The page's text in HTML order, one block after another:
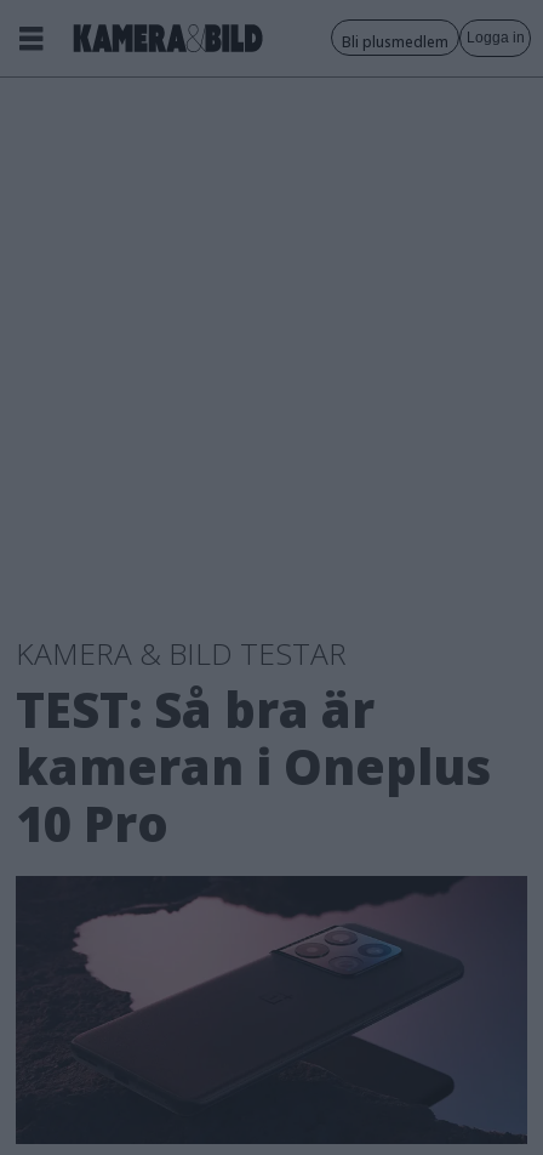
Bli plusmedlem Logga in
KAMERA & BILD TESTAR
TEST: Så bra är
kameran i Oneplus
10 Pro